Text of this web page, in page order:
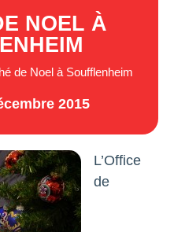
NOEL À
de Noel à Soufflenheim
2015
L’Office
de